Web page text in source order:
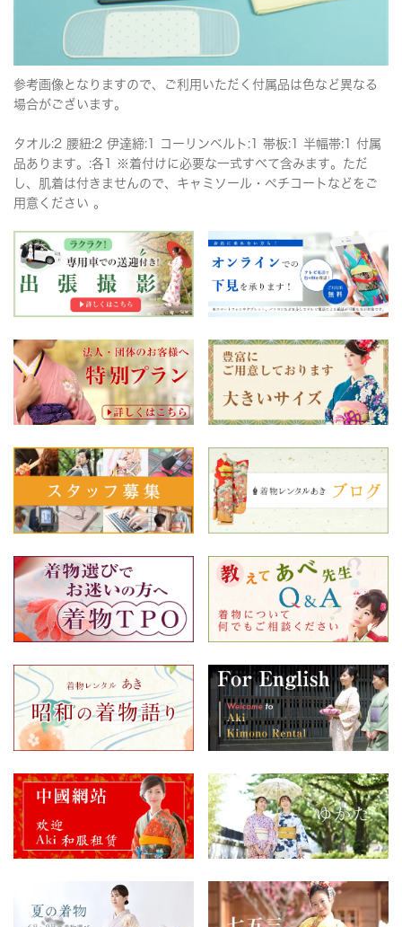
参考画像となりますので、ご利用いただく付属品は色など異なる
場合がございます。
タオル:2 腰紐:2 伊達締:1 コーリンベルト:1 帯板:1 半幅帯:1 付属
品あります。:各1 ※着付けに必要な一式すべて含みます。ただ
し、肌着は付きませんので、キャミソール・ペチコートなどをご
用意ください 。